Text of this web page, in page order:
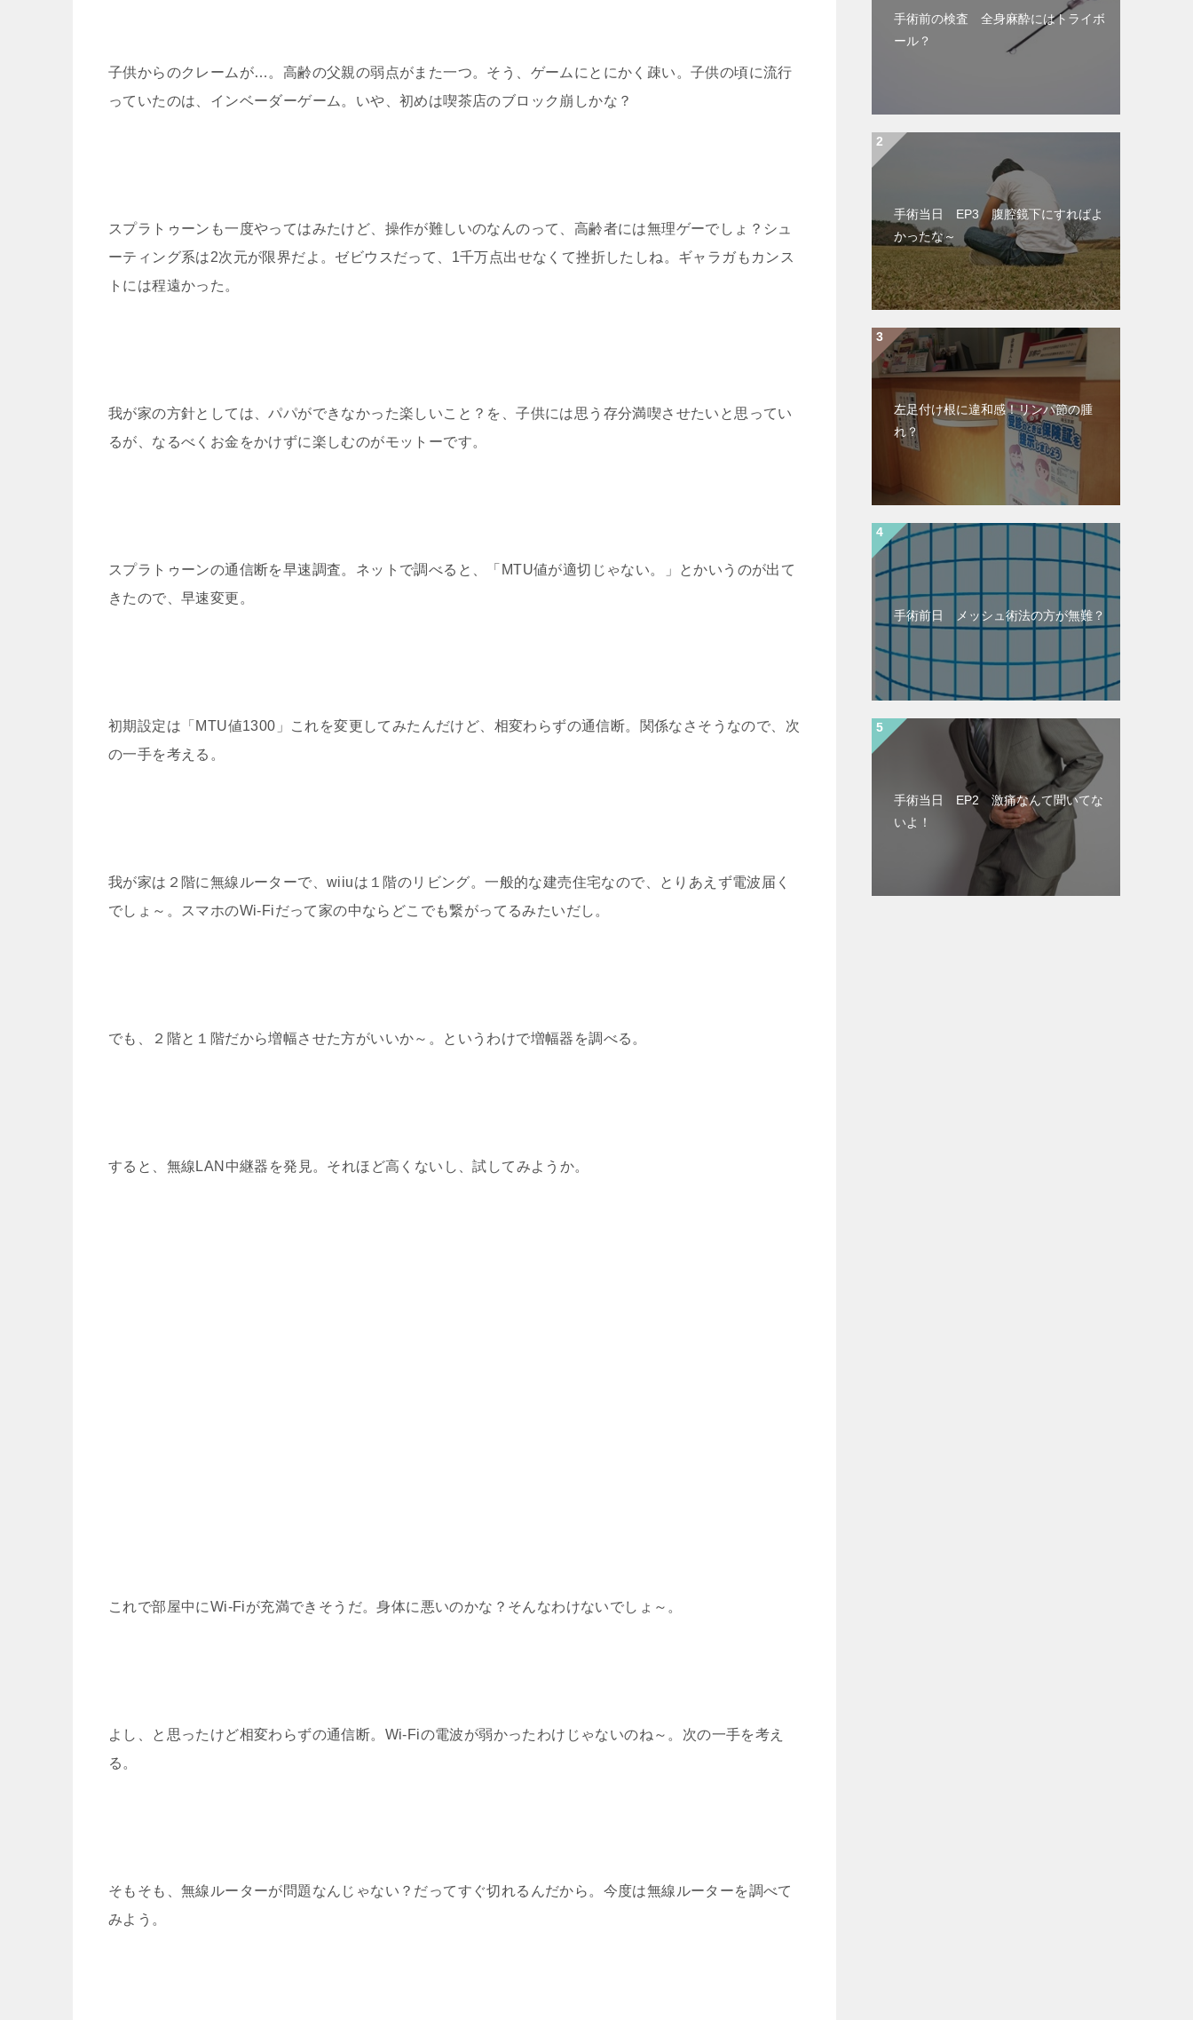
子供からのクレームが…。高齢の父親の弱点がまた一つ。そう、ゲームにとにかく疎い。子供の頃に流行
っていたのは、インベーダーゲーム。いや、初めは喫茶店のブロック崩しかな？
スプラトゥーンも一度やってはみたけど、操作が難しいのなんのって、高齢者には無理ゲーでしょ？シュ
ーティング系は2次元が限界だよ。ゼビウスだって、1千万点出せなくて挫折したしね。ギャラガもカンス
トには程遠かった。
我が家の方針としては、パパができなかった楽しいこと？を、子供には思う存分満喫させたいと思ってい
るが、なるべくお金をかけずに楽しむのがモットーです。
スプラトゥーンの通信断を早速調査。ネットで調べると、「MTU値が適切じゃない。」とかいうのが出て
きたので、早速変更。
初期設定は「MTU値1300」これを変更してみたんだけど、相変わらずの通信断。関係なさそうなので、次
の一手を考える。
我が家は２階に無線ルーターで、wiiuは１階のリビング。一般的な建売住宅なので、とりあえず電波届く
でしょ～。スマホのWi-Fiだって家の中ならどこでも繋がってるみたいだし。
でも、２階と１階だから増幅させた方がいいか～。というわけで増幅器を調べる。
すると、無線LAN中継器を発見。それほど高くないし、試してみようか。
これで部屋中にWi-Fiが充満できそうだ。身体に悪いのかな？そんなわけないでしょ～。
よし、と思ったけど相変わらずの通信断。Wi-Fiの電波が弱かったわけじゃないのね～。次の一手を考え
る。
そもそも、無線ルーターが問題なんじゃない？だってすぐ切れるんだから。今度は無線ルーターを調べて
みよう。
手術前の検査 全身麻酔にはトライボ
ール？
手術当日 EP3 腹腔鏡下にすればよ
かったな～
左足付け根に違和感！リンパ節の腫
れ？
手術前日 メッシュ術法の方が無難？
手術当日 EP2 激痛なんて聞いてな
いよ！